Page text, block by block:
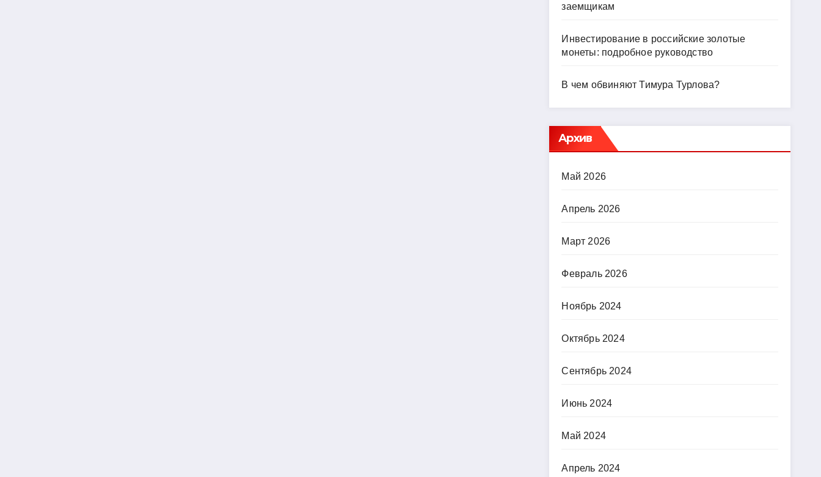
заемщикам
Инвестирование в российские золотые
монеты: подробное руководство
В чем обвиняют Тимура Турлова?
Архив
Май 2026
Апрель 2026
Март 2026
Февраль 2026
Ноябрь 2024
Октябрь 2024
Сентябрь 2024
Июнь 2024
Май 2024
Апрель 2024